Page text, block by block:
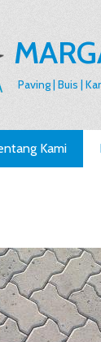
Paving | Buis |
Kami